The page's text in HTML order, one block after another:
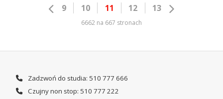
9 10 11 12 13
6662 na 667 stronach
Zadzwoń do studia: 510 777 666
Czujny non stop: 510 777 222